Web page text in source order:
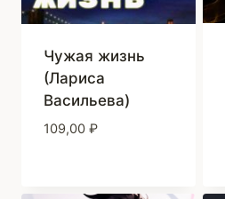
Чужая жизнь
(Лариса
Васильева)
109,00 ₽